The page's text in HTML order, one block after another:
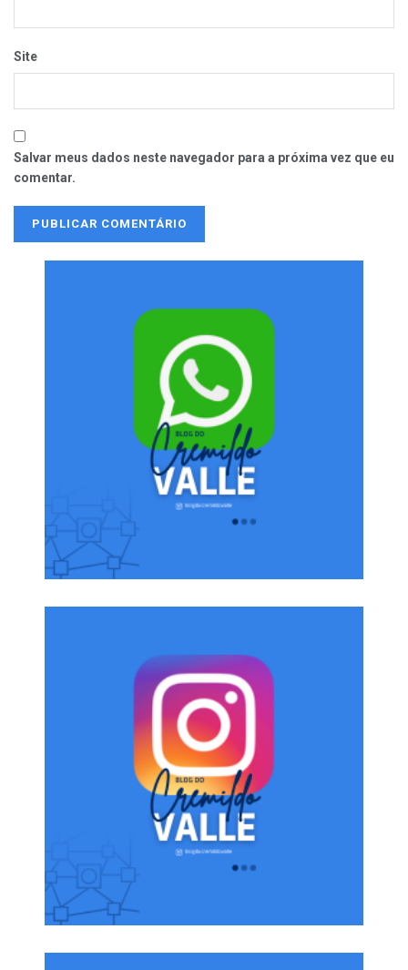
Site
Salvar meus dados neste navegador para a próxima vez que eu
comentar.